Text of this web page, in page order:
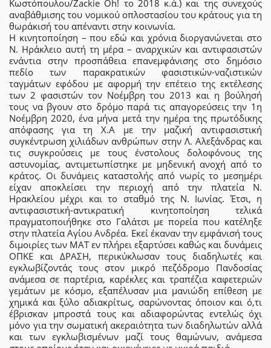
Κωστόπουλου/Ζackie Οh! το 2018 κ.ά.) και της συνεχούς
αναβάθμισης του νομικού οπλοστασίου του κράτους για τη
θωράκισή του απέναντι στην κοινωνία.
Η κινητοποίηση – που εδώ και χρόνια διοργανώνεται στο
Ν. Ηράκλειο αυτή τη μέρα – αναρχικών και αντιφασιστών
ενάντια στην προσπάθεια επανεμφάνισης στο δημόσιο
πεδίο των παρακρατικών φασιστικών-ναζιστικών
ταγμάτων εφόδου με αφορμή την επέτειο της εκτέλεσης
των 2 φασιστών τον Νοέμβρη του 2013 και η βούλησή
τους να βγουν στο δρόμο παρά τις απαγορεύσεις την 1η
Νοέμβρη 2020, ένα μήνα μετά την ημέρα της πρωτόδικης
απόφασης για τη Χ.Α με την μαζική αντιφασιστική
συγκέντρωση χιλιάδων ανθρώπων στην Λ. Αλεξάνδρας και
τις συγκρούσεις με τους ένστολους δολοφόνους της
αστυνομίας, αντιμετωπίστηκε με μηδενική ανοχή από το
κράτος. Οι δυνάμεις καταστολής από νωρίς το μεσημέρι
είχαν αποκλείσει την περιοχή από την πλατεία Ν.
Ηρακλείου μέχρι και το σταθμό της Ν. Ιωνίας. Έτσι, η
αντιφασιστική-αντικρατική κινητοποίηση τελικά
πραγματοποιήθηκε στο Γαλάτσι με πορεία που κατέληξε
στην πλατεία Αγίου Ανδρέα. Εκεί έκαναν την εμφάνισή τους
διμοιρίες των ΜΑΤ εν πλήρει εξαρτύσει καθώς και δυνάμεις
ΟΠΚΕ και ΔΡΑΣΗ, περικύκλωσαν τους διαδηλωτές και
εγκλωβίζοντάς τους στον μικρό πεζόδρομο Πανδοσίας
ανάμεσα σε παρτέρια, καρέκλες και τραπέζια καφετεριών
γεμάτων με κόσμο, εξαπέλυσαν μια μανιώδη επίθεση με
χημικά και ξύλο αδιακρίτως, σαρώνοντας όποιον και ό,τι
έβρισκαν μπροστά τους και αδιαφορώντας εντελώς όχι
μόνο για την σωματική ακεραιότητα των διαδηλωτών αλλά
και των εγκλωβισμένων μαζί τους θαμώνων, ανάμεσα